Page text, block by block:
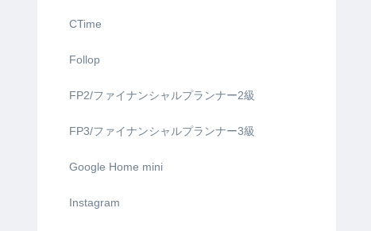
CTime
Follop
FP2/ファイナンシャルプランナー2級
FP3/ファイナンシャルプランナー3級
Google Home mini
Instagram